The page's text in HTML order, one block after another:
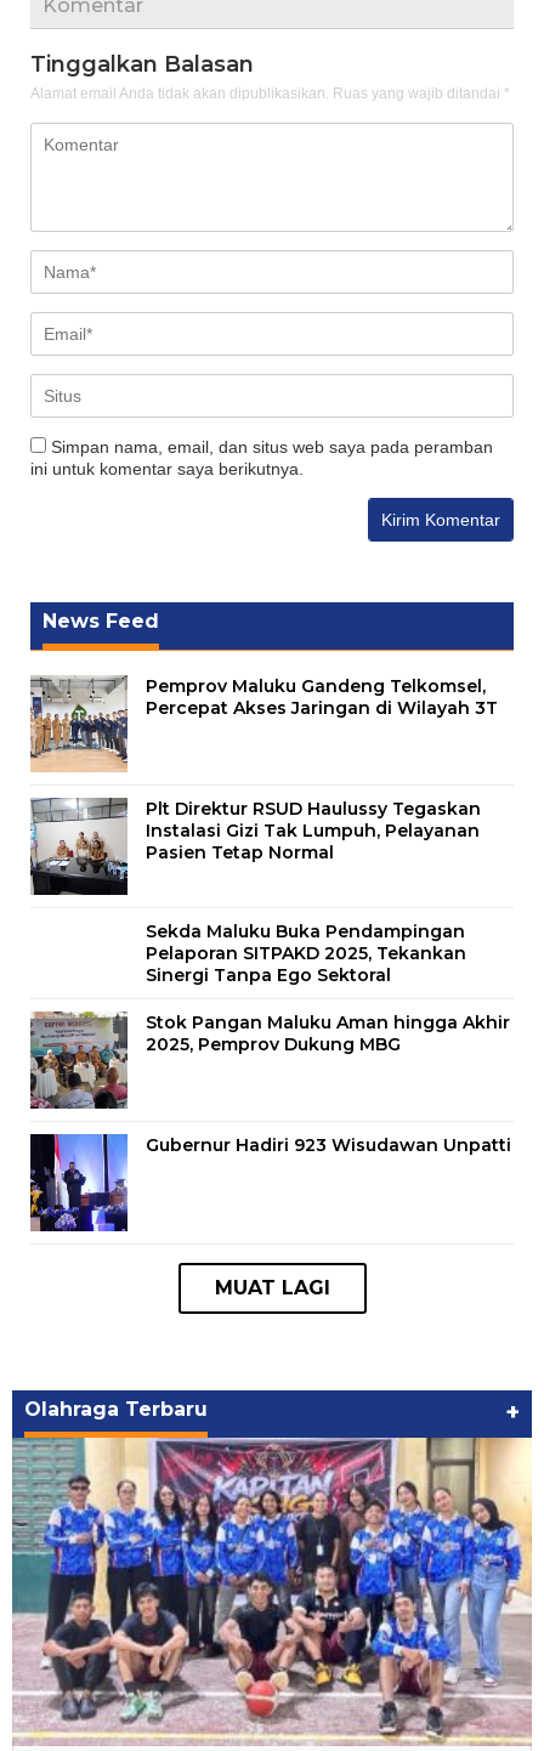
Komentar
Tinggalkan Balasan
Alamat email Anda tidak akan dipublikasikan. Ruas yang wajib ditandai *
Simpan nama, email, dan situs web saya pada peramban
ini untuk komentar saya berikutnya.
News Feed
Pemprov Maluku Gandeng Telkomsel,
Percepat Akses Jaringan di Wilayah 3T
Plt Direktur RSUD Haulussy Tegaskan
Instalasi Gizi Tak Lumpuh, Pelayanan
Pasien Tetap Normal
Sekda Maluku Buka Pendampingan
Pelaporan SITPAKD 2025, Tekankan
Sinergi Tanpa Ego Sektoral
Stok Pangan Maluku Aman hingga Akhir
2025, Pemprov Dukung MBG
Gubernur Hadiri 923 Wisudawan Unpatti
Olahraga Terbaru +